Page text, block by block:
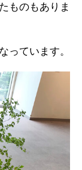
ものもありま
っています。